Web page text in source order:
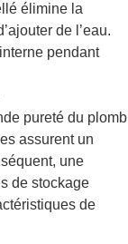
élimine la
de l’eau.
pendant
pureté du plomb
assurent un
une
de stockage
de